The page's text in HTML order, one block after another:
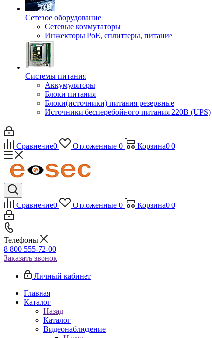
Сетевое оборудование
Сетевые коммутаторы
Инжекторы РоЕ, сплиттеры, питание
Системы питания
Аккумуляторы
Блоки питания
Блоки(источники) питания резервные
Источники бесперебойного питания 220В (UPS)
Сравнение0 Отложенные 0 Корзина0 0
Сравнение0 Отложенные 0 Корзина0 0
Телефоны
8 800 555-72-00
Заказать звонок
Личный кабинет
Главная
Каталог
Назад
Каталог
Видеонаблюдение